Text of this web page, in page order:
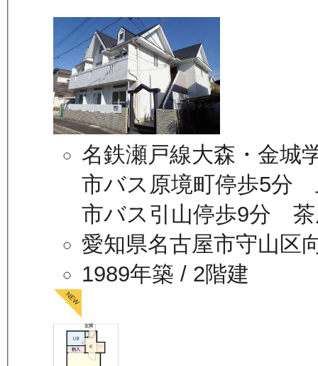
名鉄瀬戸線大森・金城
市バス原境町停歩5分
市バス引山停歩9分
愛知県名古屋市守山区
1989年築 / 2階建